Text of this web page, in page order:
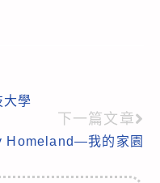
大學
下一篇文章
Homeland—我的家園